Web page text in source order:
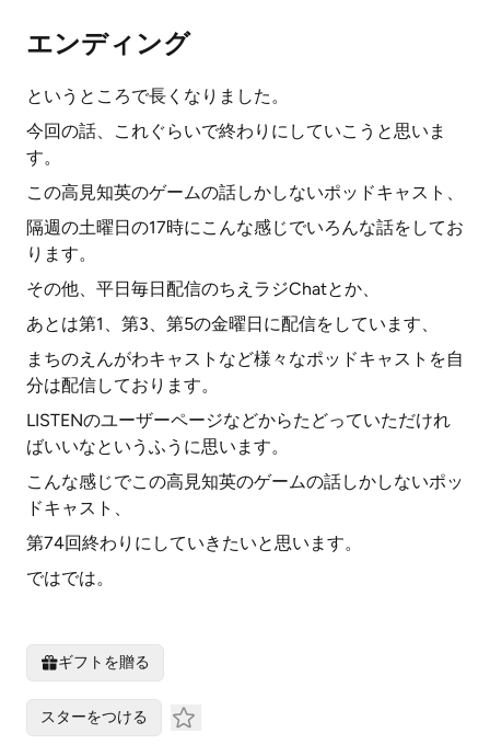
エンディング
というところで長くなりました。
今回の話、これぐらいで終わりにしていこうと思いま
す。
この高見知英のゲームの話しかしないポッドキャスト、
隔週の土曜日の17時にこんな感じでいろんな話をしてお
ります。
その他、平日毎日配信のちえラジChatとか、
あとは第1、第3、第5の金曜日に配信をしています、
まちのえんがわキャストなど様々なポッドキャストを自
分は配信しております。
LISTENのユーザーページなどからたどっていただけれ
ばいいなというふうに思います。
こんな感じでこの高見知英のゲームの話しかしないポッ
ドキャスト、
第74回終わりにしていきたいと思います。
ではでは。
ギフトを贈る
スターをつける